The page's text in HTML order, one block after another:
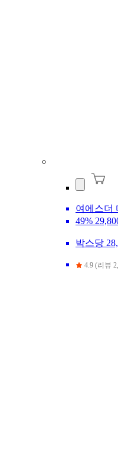
여에스더
49%
박스당
4.9 (리뷰